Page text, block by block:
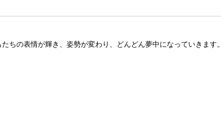
ちの表情が輝き、姿勢が変わり、どんどん夢中になっていきます。